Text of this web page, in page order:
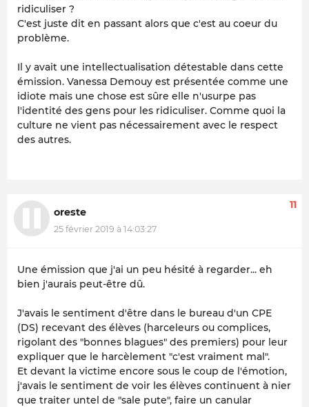
ridiculiser ?
C'est juste dit en passant alors que c'est au coeur du
problème.
Il y avait une intellectualisation détestable dans cette
émission. Vanessa Demouy est présentée comme une
idiote mais une chose est sûre elle n'usurpe pas
l'identité des gens pour les ridiculiser. Comme quoi la
culture ne vient pas nécessairement avec le respect
des autres.
oreste
25 février 2019 à 14:03:27
11
Une émission que j'ai un peu hésité à regarder... eh
bien j'aurais peut-être dû.
J'avais le sentiment d'être dans le bureau d'un CPE
(DS) recevant des élèves (harceleurs ou complices,
rigolant des "bonnes blagues" des premiers) pour leur
expliquer que le harcèlement "c'est vraiment mal".
Et devant la victime encore sous le coup de l'émotion,
j'avais le sentiment de voir les élèves continuent à nier
que traiter untel de "sale pute", faire un canular